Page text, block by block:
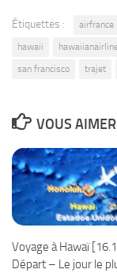
Étiquettes : airfrance
hawaii
san francisco
trajet
VOUS
Voyage à Hawaï
Départ – Le jour le